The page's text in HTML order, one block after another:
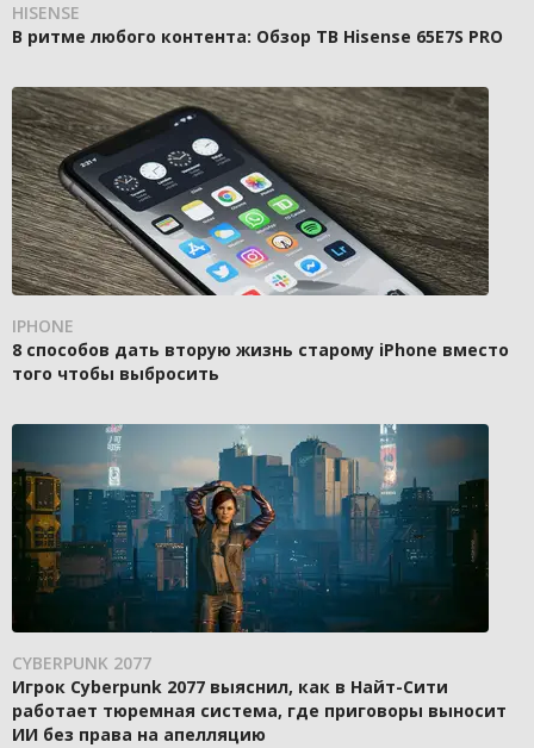
HISENSE
В ритме любого контента: Обзор ТВ Hisense 65E7S PRO
IPHONE
8 способов дать вторую жизнь старому iPhone вместо
того чтобы выбросить
CYBERPUNK 2077
Игрок Cyberpunk 2077 выяснил, как в Найт-Сити
работает тюремная система, где приговоры выносит
ИИ без права на апелляцию